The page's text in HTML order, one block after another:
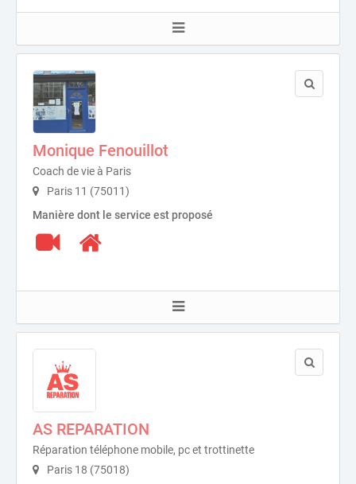
Monique Fenouillot
Coach de vie à Paris
Paris 11 (75011)
Manière dont le service est proposé
AS REPARATION
Réparation téléphone mobile, pc et trottinette
Paris 18 (75018)